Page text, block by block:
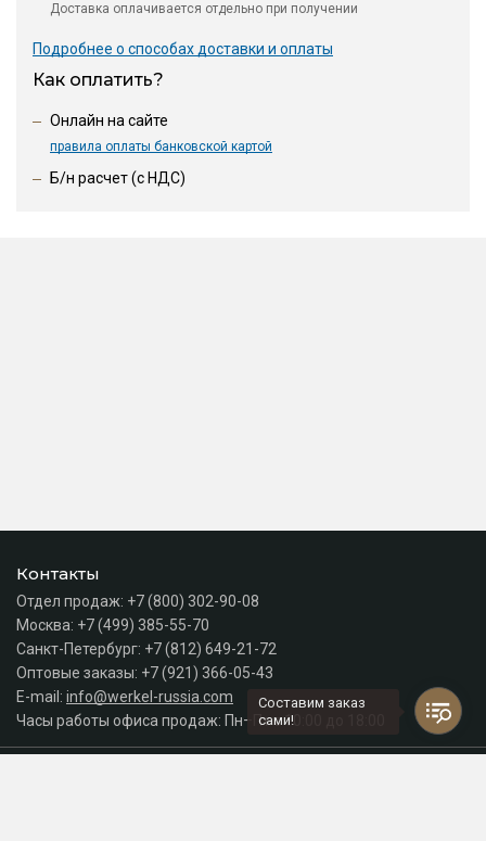
Доставка оплачивается отдельно при получении
Подробнее о способах доставки и оплаты
Как оплатить?
Онлайн на сайте
правила оплаты банковской картой
Б/н расчет (c НДС)
Контакты
Отдел продаж: +7 (800) 302-90-08
Москва: +7 (499) 385-55-70
Санкт-Петербург: +7 (812) 649-21-72
Оптовые заказы: +7 (921) 366-05-43
E-mail: info@werkel-russia.com
Часы работы офиса продаж: Пн–Пт с 10:00 до 18:00
Составим заказ
сами!